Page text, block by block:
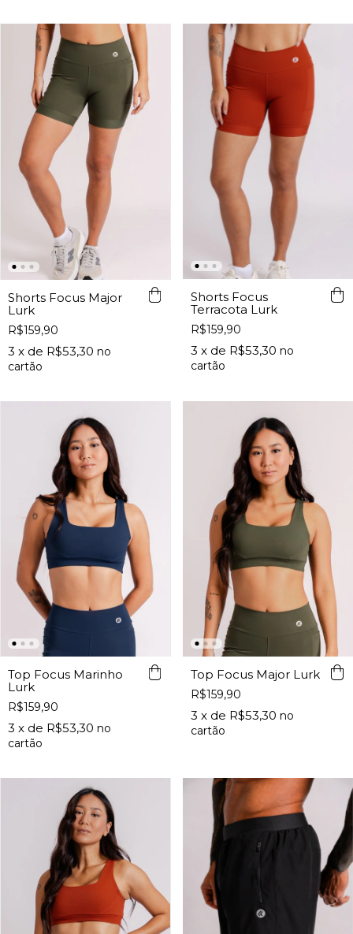
Shorts Focus Major
Lurk
R$159,90
3 x de R$53,30
Shorts Focus
Terracota Lurk
R$159,90
3 x de R$53,30
Top Focus Marinho
Lurk
R$159,90
3 x de R$53,30
Top Focus Major Lurk
R$159,90
3 x de R$53,30